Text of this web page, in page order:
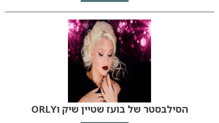
הסילבסטר של בועז שטיין שיק וORLY